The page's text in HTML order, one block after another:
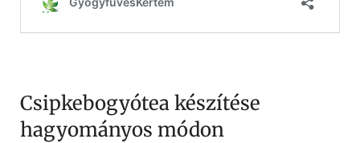
Csipkebogyótea készítése
hagyományos módon